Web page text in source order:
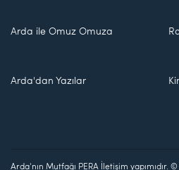
Arda ile Omuz Omuza
Arda'dan Yazılar
Arda'nın Mutfağı PERA İletişim yapımıdır.